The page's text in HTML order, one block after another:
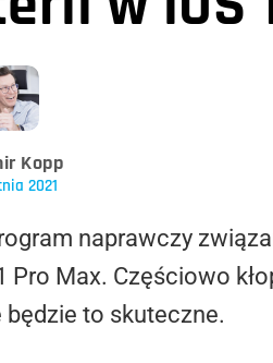
Kopp
2021
naprawczy
Pro Max. Częściowo
będzie to skuteczne.